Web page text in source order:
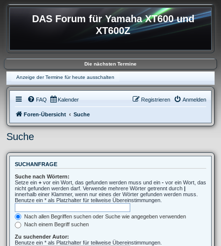
DAS Forum für Yamaha XT600 und
XT600Z
Die nächsten Termine
Anzeige der Termine für heute ausschalten
FAQ Kalender Anmelden
Registrieren
Foren-Übersicht Suche
Suche
SUCHANFRAGE
Suche nach Wörtern:
Setze ein + vor ein Wort, das gefunden werden muss und ein - vor ein Wort, das
nicht gefunden werden darf. Verwende mehrere Wörter getrennt durch |
innerhalb einer Klammer, wenn nur eines der Wörter gefunden werden muss.
Benutze ein * als Platzhalter für teilweise Übereinstimmungen.
Nach allen Begriffen suchen oder Suche wie angegeben verwenden
Nach einem Begriff suchen
Zu suchender Autor:
Benutze ein * als Platzhalter für teilweise Übereinstimmungen.